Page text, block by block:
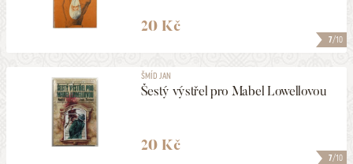
7/10
20 Kč
7/10
ŠMÍD JAN
Šestý výstřel pro Mabel Lowellovou
20 Kč